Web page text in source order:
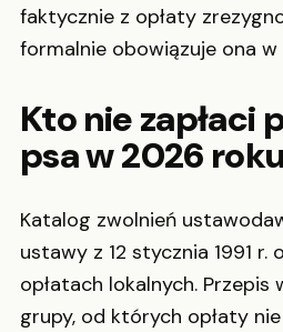
faktycznie z opłaty
formalnie obowiązuje ona w
Kto nie zapłaci
psa w 2026
Katalog zwolnień
ustawy z 12 stycznia 1991 r.
opłatach lokalnych.
grupy, od których opłaty